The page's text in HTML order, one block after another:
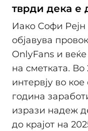
тврди дека е
Иако Софи
објавува
OnlyFans и
на сметката.
интервју во
година
изрази надеж
до крајот на